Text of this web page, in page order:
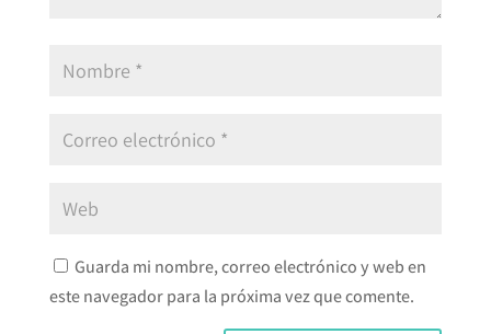
Guarda mi nombre, correo electrónico y web en
este navegador para la próxima vez que comente.